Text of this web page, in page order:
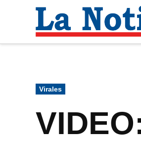
contenido
Publicado
en
Virales